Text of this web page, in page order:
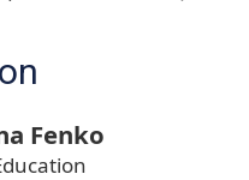
Fenko